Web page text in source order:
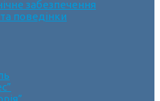
забезпечення
поведінки